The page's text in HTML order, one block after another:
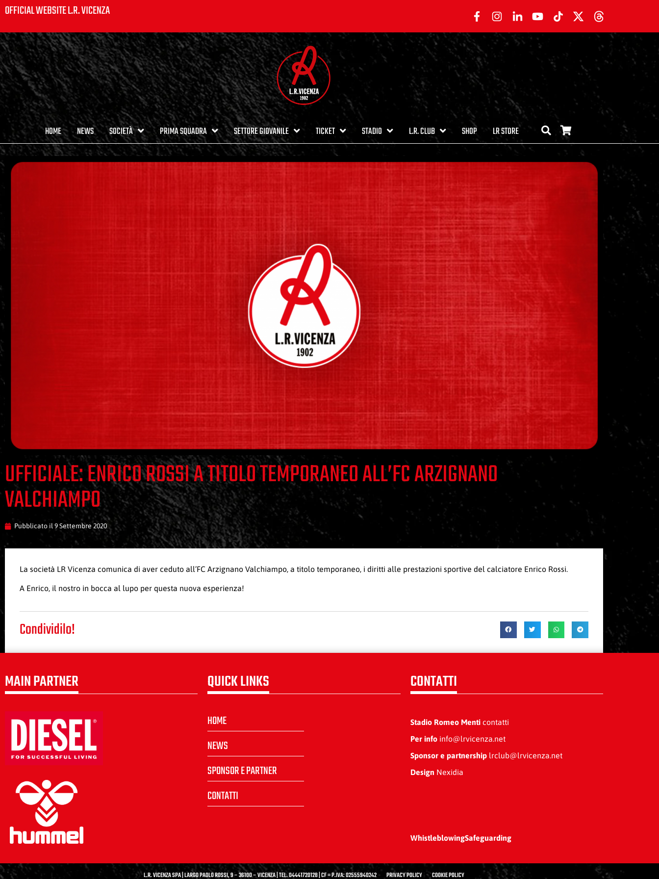
OFFICIAL WEBSITE L.R. VICENZA
HOME NEWS SOCIETÀ PRIMA SQUADRA SETTORE GIOVANILE TICKET STADIO L.R. CLUB SHOP LR STORE
UFFICIALE: ENRICO ROSSI A TITOLO TEMPORANEO ALL’FC ARZIGNANO
VALCHIAMPO
Pubblicato il 9 Settembre 2020
La società LR Vicenza comunica di aver ceduto all’FC Arzignano Valchiampo, a titolo temporaneo, i diritti alle prestazioni sportive del calciatore Enrico Rossi.
A Enrico, il nostro in bocca al lupo per questa nuova esperienza!
Condividilo!
MAIN PARTNER QUICK LINKS
HOME
NEWS
SPONSOR E PARTNER
CONTATTI
CONTATTI
Stadio Romeo Menticontatti
Per infoinfo@lrvicenza.net
Sponsor e partnershiplrclub@lrvicenza.net
Design Nexidia
WhistleblowingSafeguarding
L.R. VICENZA SPA | LARGO PAOLO ROSSI, 9 – 36100 – VICENZA | TEL. 04441720128 | CF = P.IVA: 02555940242 PRIVACY POLICY COOKIE POLICY